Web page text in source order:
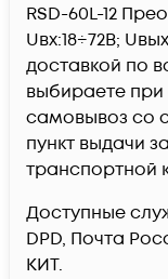
RSD-60L-12
Uвх:18÷72В;
доставкой по
выбираете
самовывоз со
пункт выдачи
транспортной
Доступные
DPD, Почта
КИТ.